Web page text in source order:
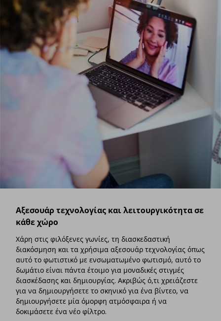
Αξεσουάρ τεχνολογίας και λειτουργικότητα σε
κάθε χώρο
Χάρη στις φιλόξενες γωνίες, τη διασκεδαστική
διακόσμηση και τα χρήσιμα αξεσουάρ τεχνολογίας όπως
αυτό το φωτιστικό με ενσωματωμένο φωτισμό, αυτό το
δωμάτιο είναι πάντα έτοιμο για μοναδικές στιγμές
διασκέδασης και δημιουργίας. Ακριβώς ό,τι χρειάζεστε
για να δημιουργήσετε το σκηνικό για ένα βίντεο, να
δημιουργήσετε μία όμορφη ατμόσφαιρα ή να
δοκιμάσετε ένα νέο φίλτρο.